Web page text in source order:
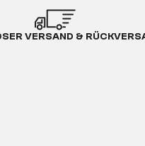
VERSAND &